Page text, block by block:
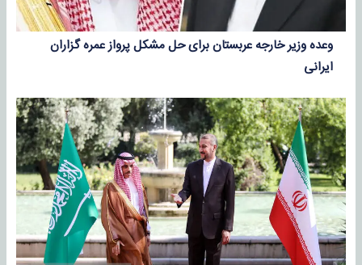
وعده وزیر خارجه عربستان برای حل مشکل پرواز عمره گزاران
ایرانی